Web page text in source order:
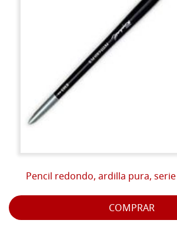
Pencil redondo, ardilla pura,
COMPRAR